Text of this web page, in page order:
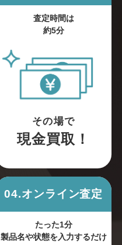
査定時間は
約5分
その場で
現金買取！
04.オンライン査定
たった1分
製品名や状態を入力するだけ